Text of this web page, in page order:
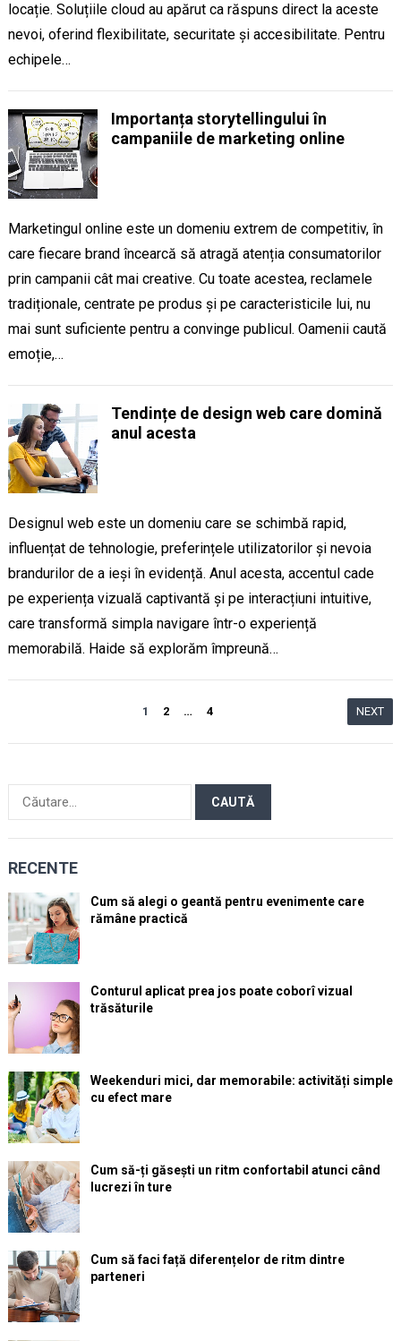
locație. Soluțiile cloud au apărut ca răspuns direct la aceste
nevoi, oferind flexibilitate, securitate și accesibilitate. Pentru
echipele…
Importanța storytellingului în
campaniile de marketing online
Marketingul online este un domeniu extrem de competitiv, în
care fiecare brand încearcă să atragă atenția consumatorilor
prin campanii cât mai creative. Cu toate acestea, reclamele
tradiționale, centrate pe produs și pe caracteristicile lui, nu
mai sunt suficiente pentru a convinge publicul. Oamenii caută
emoție,…
Tendințe de design web care domină
anul acesta
Designul web este un domeniu care se schimbă rapid,
influențat de tehnologie, preferințele utilizatorilor și nevoia
brandurilor de a ieși în evidență. Anul acesta, accentul cade
pe experiența vizuală captivantă și pe interacțiuni intuitive,
care transformă simpla navigare într-o experiență
memorabilă. Haide să explorăm împreună…
1 2 … 4 NEXT
Caută
după:
RECENTE
Cum să alegi o geantă pentru evenimente care
rămâne practică
Conturul aplicat prea jos poate coborî vizual
trăsăturile
Weekenduri mici, dar memorabile: activități simple
cu efect mare
Cum să-ți găsești un ritm confortabil atunci când
lucrezi în ture
Cum să faci față diferențelor de ritm dintre
parteneri